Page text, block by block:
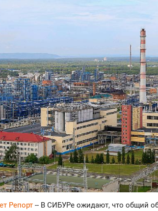
Репорт -- В СИБУРе ожидают, что общий